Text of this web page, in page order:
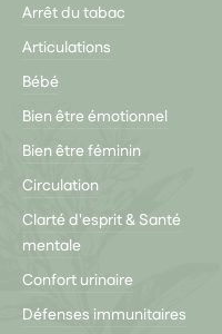
Arrêt du tabac
Articulations
Bébé
Bien être émotionnel
Bien être féminin
Circulation
Clarté d'esprit & Santé
mentale
Confort urinaire
Défenses immunitaires